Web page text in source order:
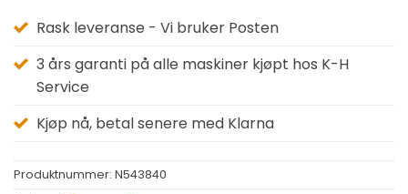
Rask leveranse - Vi bruker Posten
3 års garanti på alle maskiner kjøpt hos K-H
Service
Kjøp nå, betal senere med Klarna
Produktnummer: N543840